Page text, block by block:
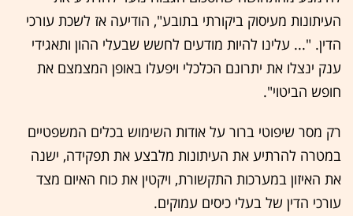
העיתונות מעיסוק ביקורתי בתובע", הודיעה אז לשכת עורכי
הדין. "... עלינו להיות מודעים לחשש שבעלי ההון ותאגידי
ענק ינצלו את יתרונם הכלכלי ויפעלו באופן המצמצם את
חופש הביטוי".
רק מסר שיפוטי ברור על אודות השימוש בכלים המשפטיים
במטרה להרתיע את העיתונות מלבצע את תפקידה, ישנה
את האיזון במערכות התקשורת, ויקטין את כוח האיום מצד
עורכי הדין של בעלי כיסים עמוקים.